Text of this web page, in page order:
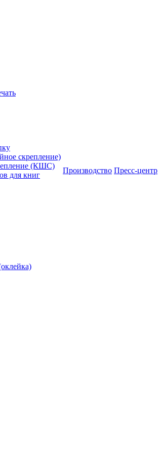
скрепление)
(КШС)
для книг
Производство Пресс-центр